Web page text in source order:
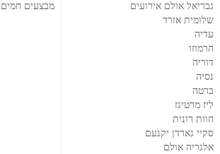
גבריאל אולם אירועים
שלומית אזרד
עדיה
הרמוזו
דוריה
נסיה
ברטה
ליז מרטינז
חוות רונית
סקיי גארדן יקנעם
אלגריה אולם
מבצעים חמים